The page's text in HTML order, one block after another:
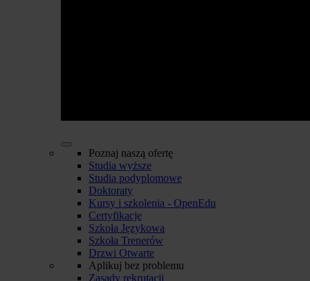
Poznaj naszą ofertę
Studia wyższe
Studia podyplomowe
Doktoraty
Kursy i szkolenia - OpenEdu
Certyfikacje
Szkoła Językowa
Szkoła Trenerów
Drzwi Otwarte
Aplikuj bez problemu
Zasady rekrutacji